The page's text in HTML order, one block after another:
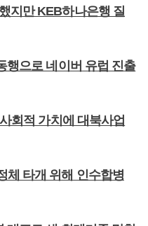
지만 KEB하나은행 질
행으로 네이버 유럽 진출
회적 가치에 대북사업
체 타개 위해 인수합병